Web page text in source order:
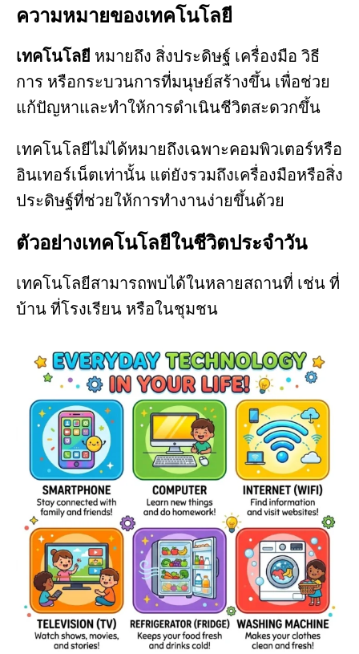
ความหมายของเทคโนโลยี
เทคโนโลยี หมายถึง สิ่งประดิษฐ์ เครื่องมือ วิธี
การ หรือกระบวนการที่มนุษย์สร้างขึ้น เพื่อช่วย
แก้ปัญหาและทำให้การดำเนินชีวิตสะดวกขึ้น
เทคโนโลยีไม่ได้หมายถึงเฉพาะคอมพิวเตอร์หรือ
อินเทอร์เน็ตเท่านั้น แต่ยังรวมถึงเครื่องมือหรือสิ่ง
ประดิษฐ์ที่ช่วยให้การทำงานง่ายขึ้นด้วย
ตัวอย่างเทคโนโลยีในชีวิตประจำวัน
เทคโนโลยีสามารถพบได้ในหลายสถานที่ เช่น ที่
บ้าน ที่โรงเรียน หรือในชุมชน